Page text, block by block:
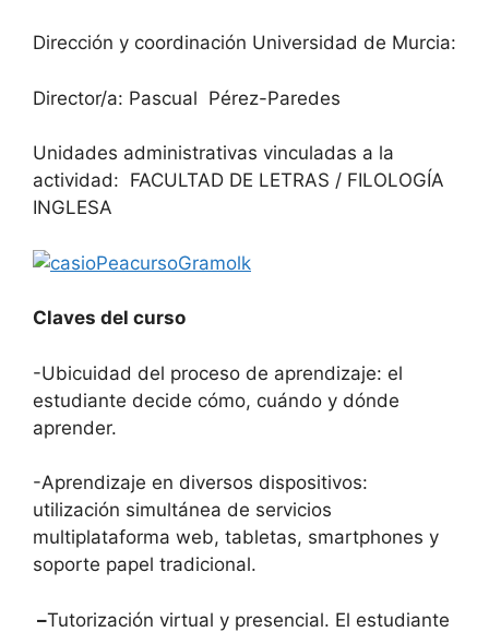
Dirección y coordinación Universidad de Murcia:
Director/a: Pascual Pérez-Paredes
Unidades administrativas vinculadas a la
actividad: FACULTAD DE LETRAS / FILOLOGÍA
INGLESA
Claves del curso
-Ubicuidad del proceso de aprendizaje: el
estudiante decide cómo, cuándo y dónde
aprender.
-Aprendizaje en diversos dispositivos:
utilización simultánea de servicios
multiplataforma web, tabletas, smartphones y
soporte papel tradicional.
–Tutorización virtual y presencial. El estudiante